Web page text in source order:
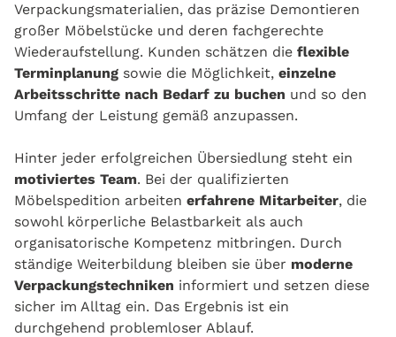
Verpackungsmaterialien, das präzise Demontieren
großer Möbelstücke und deren fachgerechte
Wiederaufstellung. Kunden schätzen die flexible
Terminplanung sowie die Möglichkeit, einzelne
Arbeitsschritte nach Bedarf zu buchen und so den
Umfang der Leistung gemäß anzupassen.
Hinter jeder erfolgreichen Übersiedlung steht ein
motiviertes Team. Bei der qualifizierten
Möbelspedition arbeiten erfahrene Mitarbeiter, die
sowohl körperliche Belastbarkeit als auch
organisatorische Kompetenz mitbringen. Durch
ständige Weiterbildung bleiben sie über moderne
Verpackungstechniken informiert und setzen diese
sicher im Alltag ein. Das Ergebnis ist ein
durchgehend problemloser Ablauf.